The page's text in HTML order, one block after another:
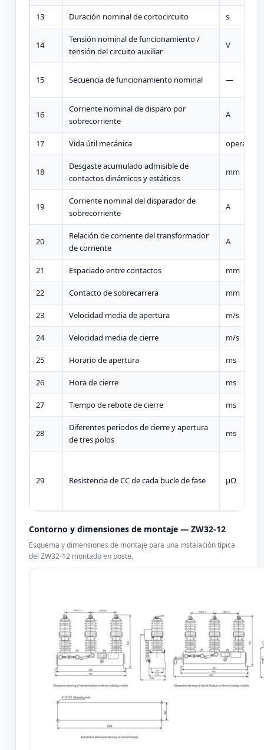
13 Duración nominal de cortocircuito s
14
Tensión nominal de funcionamiento /
tensión del circuito auxiliar
V
15 Secuencia de funcionamiento nominal —
16
Corriente nominal de disparo por
sobrecorriente
A
17 Vida útil mecánica
18
Desgaste acumulado admisible de
contactos dinámicos y estáticos
mm
19
Corriente nominal del disparador de
sobrecorriente
A
20
Relación de corriente del transformador
de corriente
A
21 Espaciado entre contactos mm
22 Contacto de sobrecarrera mm
23 Velocidad media de apertura m/s
24 Velocidad media de cierre m/s
25 Horario de apertura ms
26 Hora de cierre ms
27 Tiempo de rebote de cierre ms
28
Diferentes periodos de cierre y apertura
de tres polos
ms
29 Resistencia de CC de cada bucle de fase µΩ
Contorno y dimensiones de montaje — ZW32-12
Esquema y dimensiones de montaje para una instalación típica
del ZW32-12 montado en poste.